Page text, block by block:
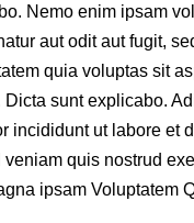
Nemo enim ipsam
aut odit aut fugit,
quia voluptas sit
Dicta sunt explicabo.
incididunt ut labore et
quis nostrud
ipsam Voluptatem